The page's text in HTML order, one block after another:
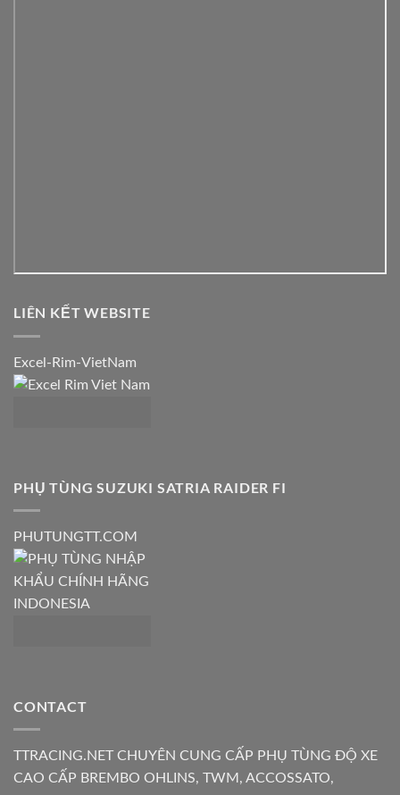
LIÊN KẾT WEBSITE
Excel-Rim-VietNam
PHỤ TÙNG SUZUKI SATRIA RAIDER FI
PHUTUNGTT.COM
CONTACT
TTRACING.NET CHUYÊN CUNG CẤP PHỤ TÙNG ĐỘ XE
CAO CẤP BREMBO OHLINS, TWM, ACCOSSATO,